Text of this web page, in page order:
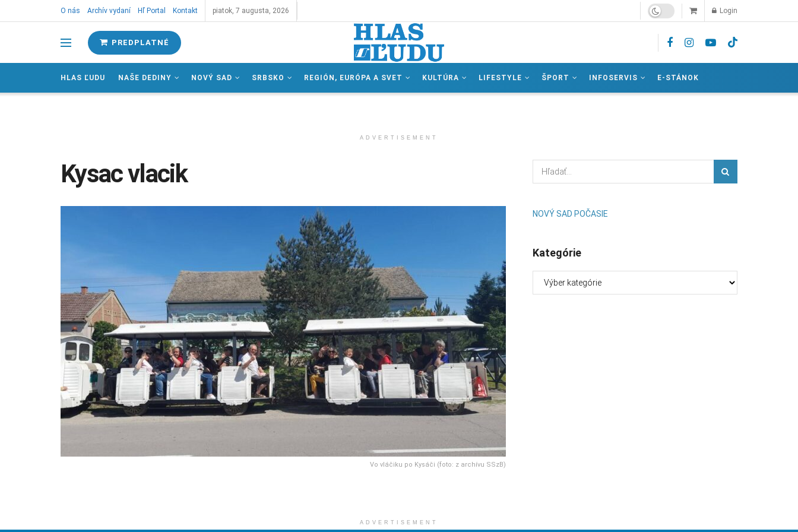
O nás Archív vydaní Hľ Portal Kontakt piatok, 7 augusta, 2026 Login
PREDPLATNÉ
HLAS ĽUDU NAŠE DEDINY NOVÝ SAD SRBSKO REGIÓN, EURÓPA A SVET KULTÚRA LIFESTYLE ŠPORT INFOSERVIS E-STÁNOK
ADVERTISEMENT
Kysac vlacik
Vo vláčiku po Kysáči (foto: z archívu SSzB)
NOVÝ SAD POČASIE
Kategórie
ADVERTISEMENT